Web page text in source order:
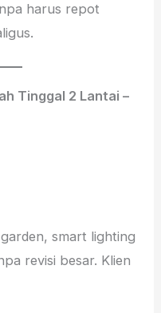
harus repot
Tinggal 2 Lantai –
smart lighting
revisi besar. Klien